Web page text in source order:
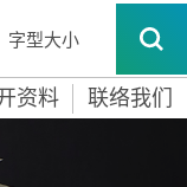
字型大小
资料 联络我们